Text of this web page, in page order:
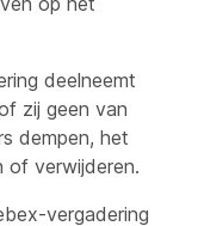
deelneemt
zij geen van
dempen, het
of verwijderen.
vergadering